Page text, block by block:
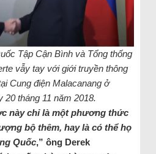
Tập Cận Bình và Tổng thống
vẫy tay với giới truyền thông
Cung điện Malacanang ở
20 tháng 11 năm 2018.
này chỉ là một phương thức
bộ thêm, hay là có thể họ
Quốc,” ông Derek